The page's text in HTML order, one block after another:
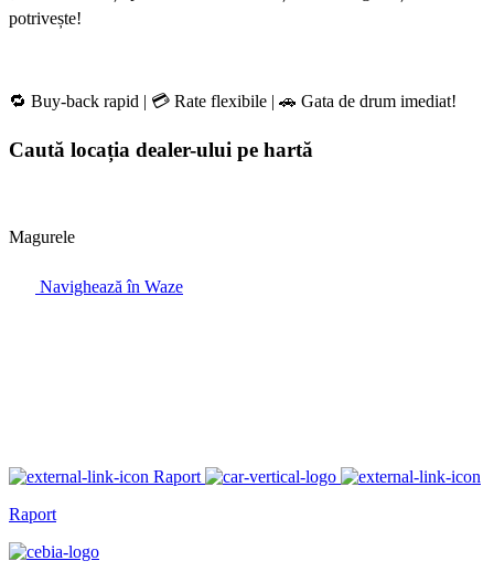
potrivește!
🔁 Buy-back rapid | 💳 Rate flexibile | 🚗 Gata de drum imediat!
Caută locația dealer-ului pe hartă
Magurele
Navighează în Waze
Raport
Raport